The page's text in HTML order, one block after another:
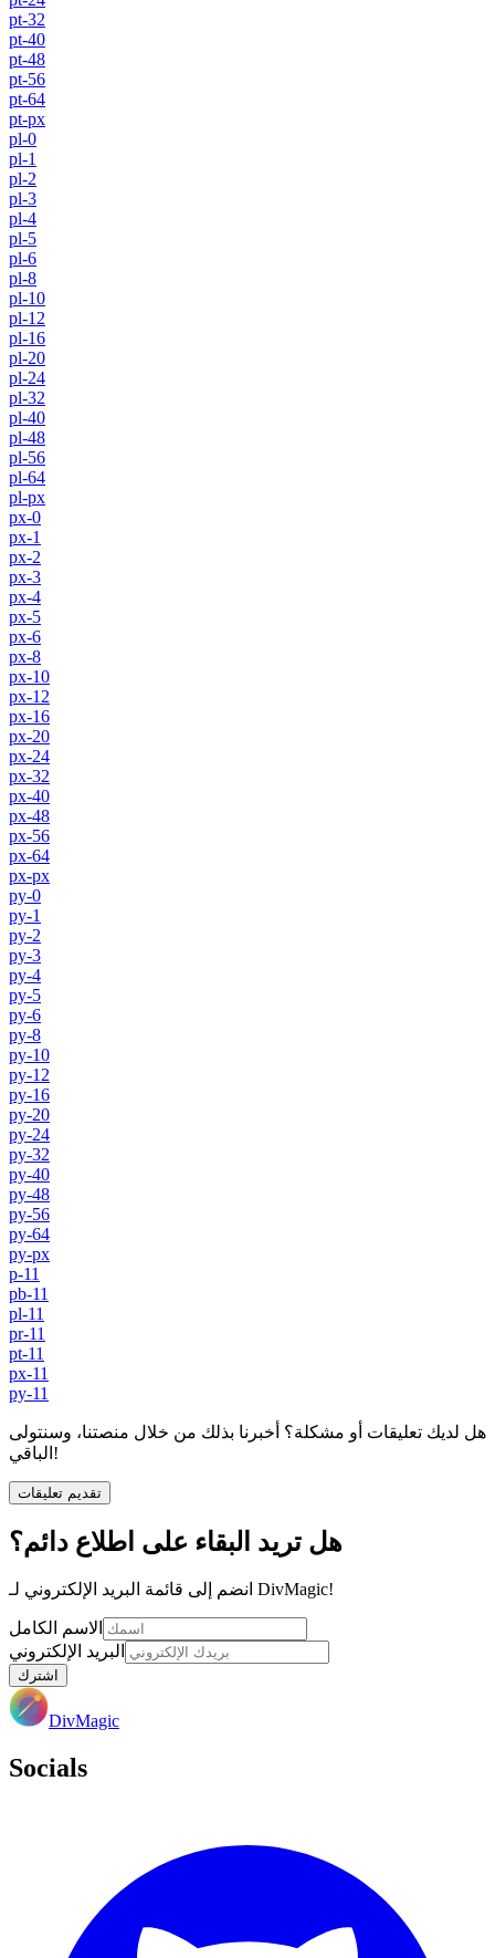
pt-32
pt-40
pt-48
pt-56
pt-64
pt-px
pl-0
pl-1
pl-2
pl-3
pl-4
pl-5
pl-6
pl-8
pl-10
pl-12
pl-16
pl-20
pl-24
pl-32
pl-40
pl-48
pl-56
pl-64
pl-px
px-0
px-1
px-2
px-3
px-4
px-5
px-6
px-8
px-10
px-12
px-16
px-20
px-24
px-32
px-40
px-48
px-56
px-64
px-px
py-0
py-1
py-2
py-3
py-4
py-5
py-6
py-8
py-10
py-12
py-16
py-20
py-24
py-32
py-40
py-48
py-56
py-64
py-px
p-11
pb-11
pl-11
pr-11
pt-11
px-11
py-11
هل لديك تعليقات أو مشكلة؟ أخبرنا بذلك من خلال منصتنا، وسنتولى
الباقي!
تقديم تعليقات
هل تريد البقاء على اطلاع دائم؟
انضم إلى قائمة البريد الإلكتروني لـ DivMagic!
الاسم الكامل
البريد الإلكتروني
اشترك
DivMagic
Socials